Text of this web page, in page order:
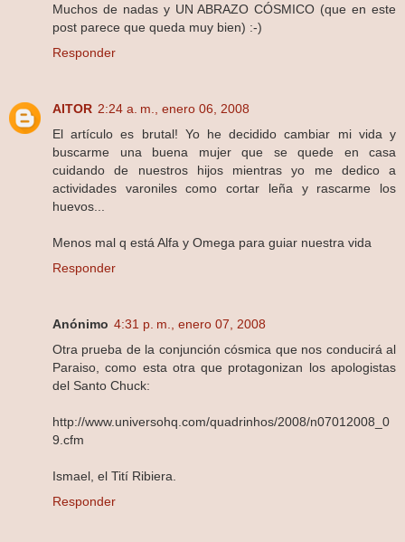
Muchos de nadas y UN ABRAZO CÓSMICO (que en este
post parece que queda muy bien) :-)
Responder
AITOR 2:24 a. m., enero 06, 2008
El artículo es brutal! Yo he decidido cambiar mi vida y
buscarme una buena mujer que se quede en casa
cuidando de nuestros hijos mientras yo me dedico a
actividades varoniles como cortar leña y rascarme los
huevos...
Menos mal q está Alfa y Omega para guiar nuestra vida
Responder
Anónimo 4:31 p. m., enero 07, 2008
Otra prueba de la conjunción cósmica que nos conducirá al
Paraiso, como esta otra que protagonizan los apologistas
del Santo Chuck:
http://www.universohq.com/quadrinhos/2008/n07012008_0
9.cfm
Ismael, el Tití Ribiera.
Responder